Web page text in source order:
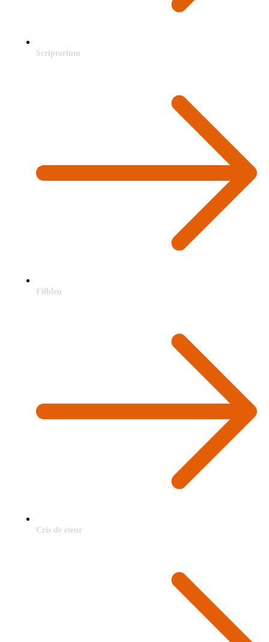
Scriptorium
Filbleu
Cris de cœur